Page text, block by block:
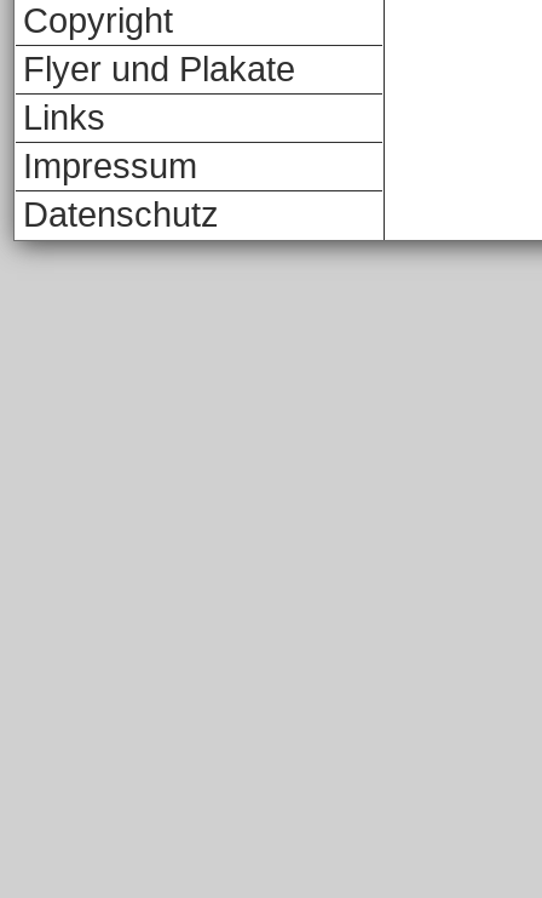
Copyright
Flyer und Plakate
Links
Impressum
Datenschutz